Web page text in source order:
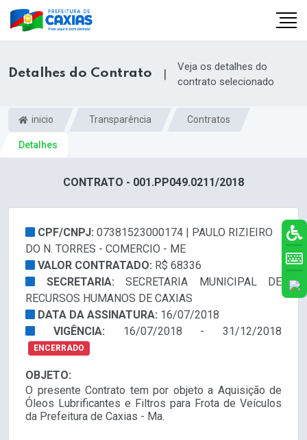
Detalhes do Contrato |
Veja os detalhes do
contrato selecionado
inicio Transparência Contratos
Detalhes
CONTRATO - 001.PP049.0211/2018
CPF/CNPJ: 07381523000174 | PAULO RIZIEIRO
DO N. TORRES - COMERCIO - ME
VALOR CONTRATADO: R$ 68336
SECRETARIA: SECRETARIA MUNICIPAL DE
RECURSOS HUMANOS DE CAXIAS
DATA DA ASSINATURA: 16/07/2018
VIGÊNCIA: 16/07/2018 - 31/12/2018
ENCERRADO
OBJETO:
O presente Contrato tem por objeto a Aquisição de
Óleos Lubrificantes e Filtros para Frota de Veículos
da Prefeitura de Caxias - Ma.